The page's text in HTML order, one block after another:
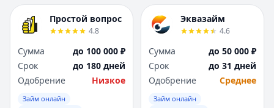
Простой вопрос
4.8
Сумма
до 100 000 ₽
Срок
до 180 дней
Одобрение
Низкое
Займ онлайн
Эквазайм
4.6
Сумма
до 50 000 ₽
Срок
до 31 дней
Одобрение
Среднее
Займ онлайн